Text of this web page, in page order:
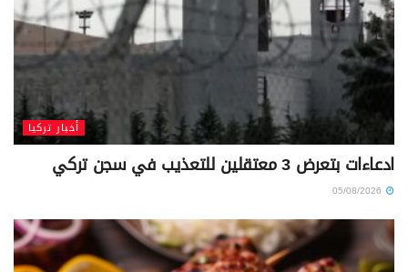
أخبار تركيا
ادعاءات بتعرض 3 معتقلين للتعذيب في سجن تركي